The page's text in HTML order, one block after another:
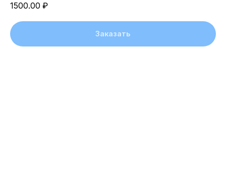
1500.00 ₽
Заказать